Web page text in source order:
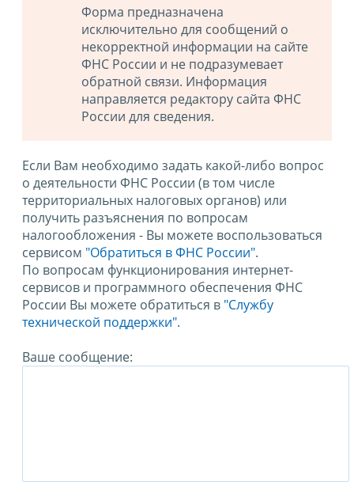
Форма предназначена
исключительно для сообщений о
некорректной информации на сайте
ФНС России и не подразумевает
обратной связи. Информация
направляется редактору сайта ФНС
России для сведения.
Если Вам необходимо задать какой-либо вопрос
о деятельности ФНС России (в том числе
территориальных налоговых органов) или
получить разъяснения по вопросам
налогообложения - Вы можете воспользоваться
сервисом "Обратиться в ФНС России".
По вопросам функционирования интернет-
сервисов и программного обеспечения ФНС
России Вы можете обратиться в "Службу
технической поддержки".
Ваше сообщение: